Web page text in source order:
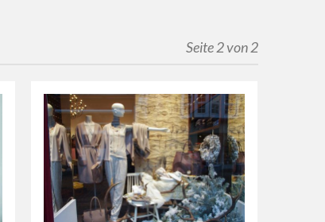
Seite 2 von 2